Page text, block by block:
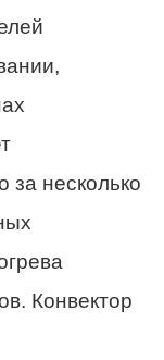
за несколько
Конвектор